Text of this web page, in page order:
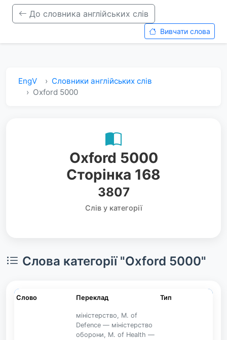
До словника англійських слів
Вивчати слова
EngV
Словники англійських слів
Oxford 5000
Oxford 5000
Сторінка 168
3807
Слів у категорії
Слова категорії "Oxford 5000"
Слово Переклад Тип
міністерство, M. of
Defence — міністерство
оборони, M. of Health —